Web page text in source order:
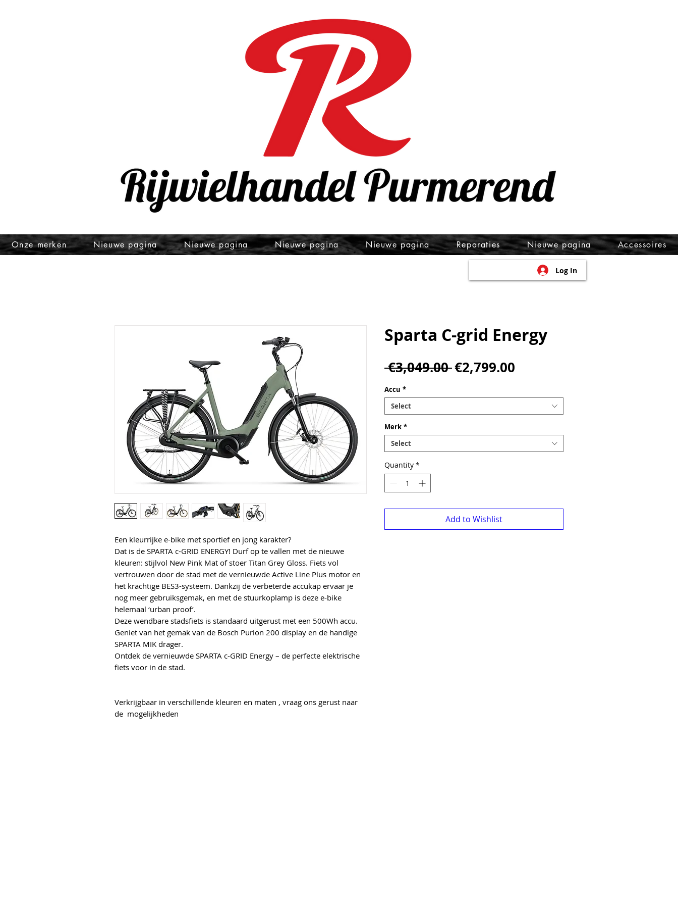
Onze merken Nieuwe pagina Nieuwe pagina Nieuwe pagina Nieuwe pagina Reparaties Nieuwe pagina Accessoires
Een kleurrijke e-bike met sportief en jong karakter?
Dat is de SPARTA c-GRID ENERGY! Durf op te vallen met de nieuwe
kleuren: stijlvol New Pink Mat of stoer Titan Grey Gloss. Fiets vol
vertrouwen door de stad met de vernieuwde Active Line Plus motor en
het krachtige BES3-systeem. Dankzij de verbeterde accukap ervaar je
nog meer gebruiksgemak, en met de stuurkoplamp is deze e-bike
helemaal ‘urban proof’.
Deze wendbare stadsfiets is standaard uitgerust met een 500Wh accu.
Geniet van het gemak van de Bosch Purion 200 display en de handige
SPARTA MIK drager.
Ontdek de vernieuwde SPARTA c-GRID Energy – de perfecte elektrische
fiets voor in de stad.
Verkrijgbaar in verschillende kleuren en maten , vraag ons gerust naar
de mogelijkheden
Sparta C-grid Energy
€3,049.00 Regular
€2,799.00
Accu *
Select
Merk *
Select
Quantity *
Add to Wishlist
Log In